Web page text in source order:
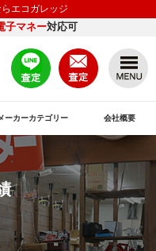
エコガレッジ
子マネー対応可
ーカーカテゴリー 会社概要